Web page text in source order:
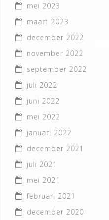
mei 2023
maart 2023
december 2022
november 2022
september 2022
juli 2022
juni 2022
mei 2022
januari 2022
december 2021
juli 2021
mei 2021
februari 2021
december 2020